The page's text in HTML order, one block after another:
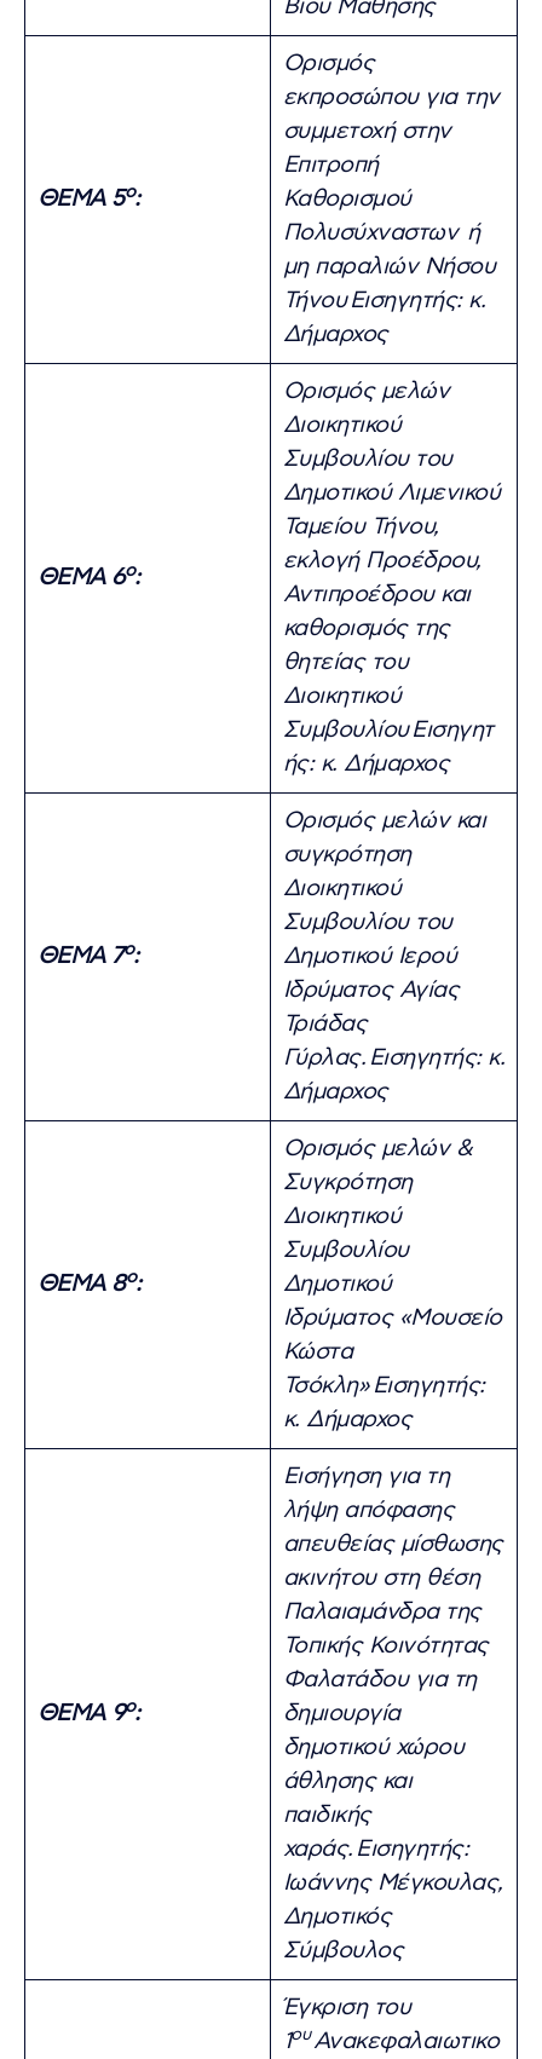
Βίου Μάθησης
ΘΕΜΑ 5ο:
Ορισμός
εκπροσώπου για την
συμμετοχή στην
Επιτροπή
Καθορισμού
Πολυσύχναστων ή
μη παραλιών Νήσου
Τήνου Εισηγητής: κ.
Δήμαρχος
ΘΕΜΑ 6ο:
Ορισμός μελών
Διοικητικού
Συμβουλίου του
Δημοτικού Λιμενικού
Ταμείου Τήνου,
εκλογή Προέδρου,
Αντιπροέδρου και
καθορισμός της
θητείας του
Διοικητικού
ΣυμβουλίουΕισηγητ
ής: κ. Δήμαρχος
ΘΕΜΑ 7ο:
Ορισμός μελών και
συγκρότηση
Διοικητικού
Συμβουλίου του
Δημοτικού Ιερού
Ιδρύματος Αγίας
Τριάδας
Γύρλας. Εισηγητής: κ.
Δήμαρχος
ΘΕΜΑ 8ο:
Ορισμός μελών &
Συγκρότηση
Διοικητικού
Συμβουλίου
Δημοτικού
Ιδρύματος «Μουσείο
Κώστα
Τσόκλη» Εισηγητής:
κ. Δήμαρχος
ΘΕΜΑ 9ο:
Εισήγηση για τη
λήψη απόφασης
απευθείας μίσθωσης
ακινήτου στη θέση
Παλαιαμάνδρα της
Τοπικής Κοινότητας
Φαλατάδου για τη
δημιουργία
δημοτικού χώρου
άθλησης και
παιδικής
χαράς. Εισηγητής:
Ιωάννης Μέγκουλας,
Δημοτικός
Σύμβουλος
Έγκριση του
1ουΑνακεφαλαιωτικο